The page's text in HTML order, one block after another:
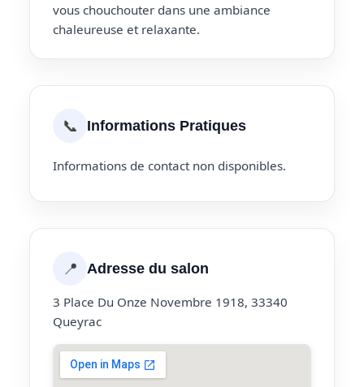
vous chouchouter dans une ambiance
chaleureuse et relaxante.
📞 Informations Pratiques
Informations de contact non disponibles.
📍 Adresse du salon
3 Place Du Onze Novembre 1918, 33340
Queyrac